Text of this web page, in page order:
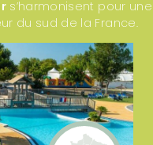
s’harmonisent pour une
du sud de la France.